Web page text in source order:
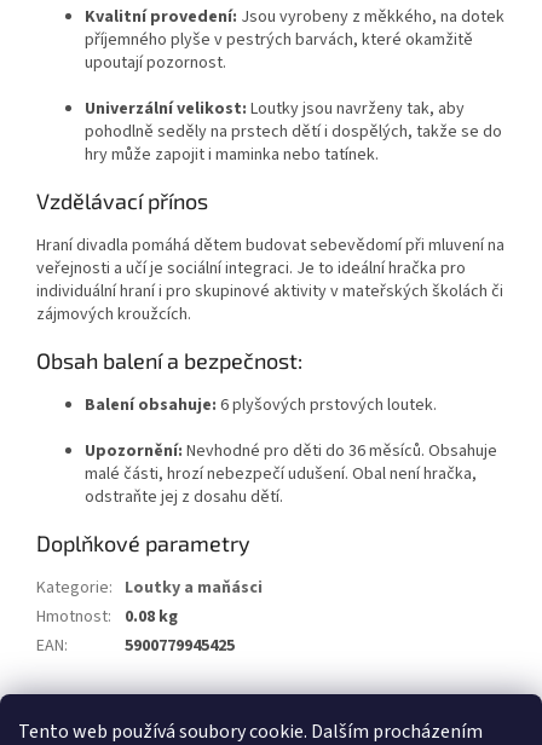
Tento web používá soubory cookie. Dalším procházením
Kvalitní provedení: Jsou vyrobeny z měkkého, na dotek
příjemného plyše v pestrých barvách, které okamžitě
upoutají pozornost.
Univerzální velikost: Loutky jsou navrženy tak, aby
pohodlně seděly na prstech dětí i dospělých, takže se do
hry může zapojit i maminka nebo tatínek.
Vzdělávací přínos
Hraní divadla pomáhá dětem budovat sebevědomí při mluvení na
veřejnosti a učí je sociální integraci. Je to ideální hračka pro
individuální hraní i pro skupinové aktivity v mateřských školách či
zájmových kroužcích.
Obsah balení a bezpečnost:
Balení obsahuje: 6 plyšových prstových loutek.
Upozornění: Nevhodné pro děti do 36 měsíců. Obsahuje
malé části, hrozí nebezpečí udušení. Obal není hračka,
odstraňte jej z dosahu dětí.
Doplňkové parametry
Kategorie: Loutky a maňásci
Hmotnost:
0.08 kg
EAN: 5900779945425